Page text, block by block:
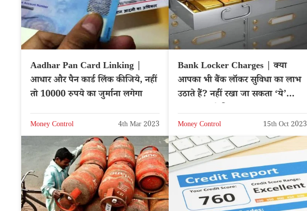
Aadhar Pan Card Linking |
आधार और पैन कार्ड लिंक कीजिये, नहीं
तो 10000 रुपये का जुर्माना लगेगा
Money Control 4th Mar 2023
Bank Locker Charges | क्या
आपका भी बैंक लॉकर सुविधा का लाभ
उठाते हैं? नहीं रखा जा सकता ‘ये’
Money Control 15th Oct 2023